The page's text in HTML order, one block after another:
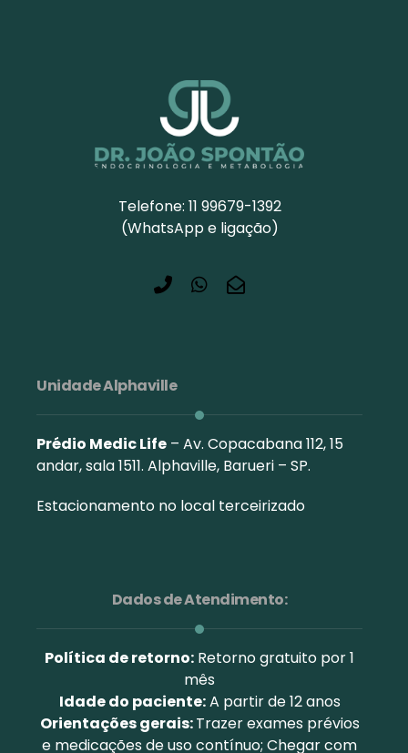
Telefone: 11 99679-1392
(WhatsApp e ligação)
Unidade Alphaville
Prédio Medic Life – Av. Copacabana 112, 15
andar, sala 1511. Alphaville, Barueri – SP.
Estacionamento no local terceirizado
Dados de Atendimento:
Política de retorno: Retorno gratuito por 1
mês
Idade do paciente:A partir de 12 anos
Orientações gerais:Trazer exames prévios
e medicações de uso contínuo; Chegar com